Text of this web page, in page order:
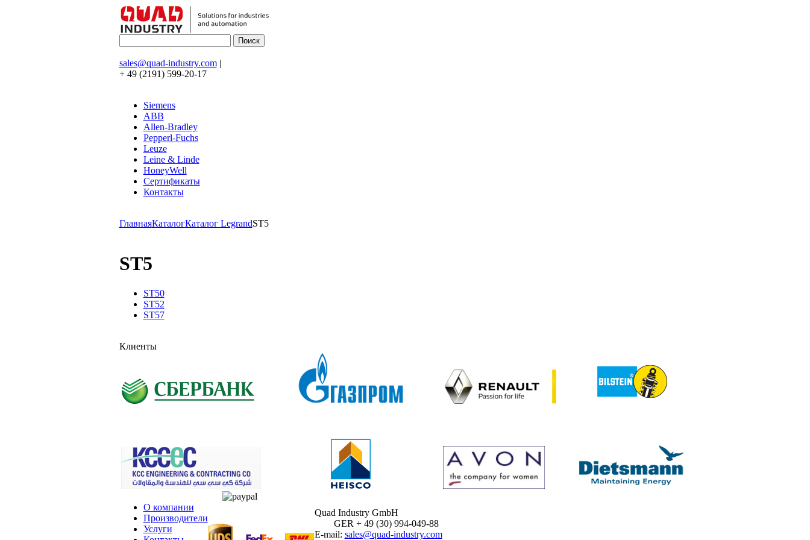
sales@quad-industry.com|
+ 49 (2191) 599-20-17
Siemens
ABB
Allen-Bradley
Pepperl-Fuchs
Leuze
Leine & Linde
HoneyWell
Сертификаты
Контакты
ГлавнаяКаталогКаталог LegrandST5
ST5
ST50
ST52
ST57
Клиенты
О компании
Производители
Услуги
Quad Industry GmbH
GER + 49 (30) 994-049-88
E-mail: sales@quad-industry.com